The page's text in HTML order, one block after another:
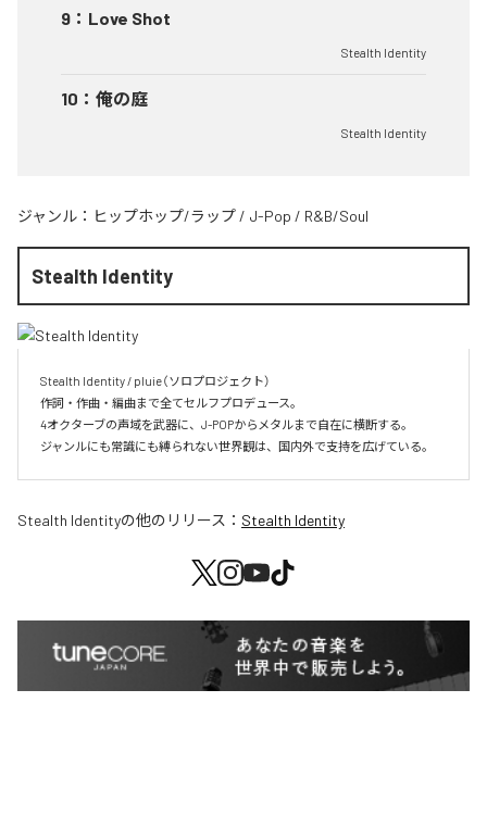
9 ： Love Shot
Stealth Identity
10 ： 俺の庭
Stealth Identity
ジャンル： ヒップホップ/ラップ / J-Pop / R&B/Soul
Stealth Identity
Stealth Identity / pluie（ソロプロジェクト）
作詞・作曲・編曲まで全てセルフプロデュース。
4オクターブの声域を武器に、J-POPからメタルまで自在に横断する。
ジャンルにも常識にも縛られない世界観は、国内外で支持を広げている。
Stealth Identityの他のリリース： Stealth Identity